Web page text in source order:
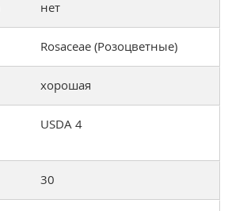
нет
Rosaceae (Розоцветные)
хорошая
USDA 4
30